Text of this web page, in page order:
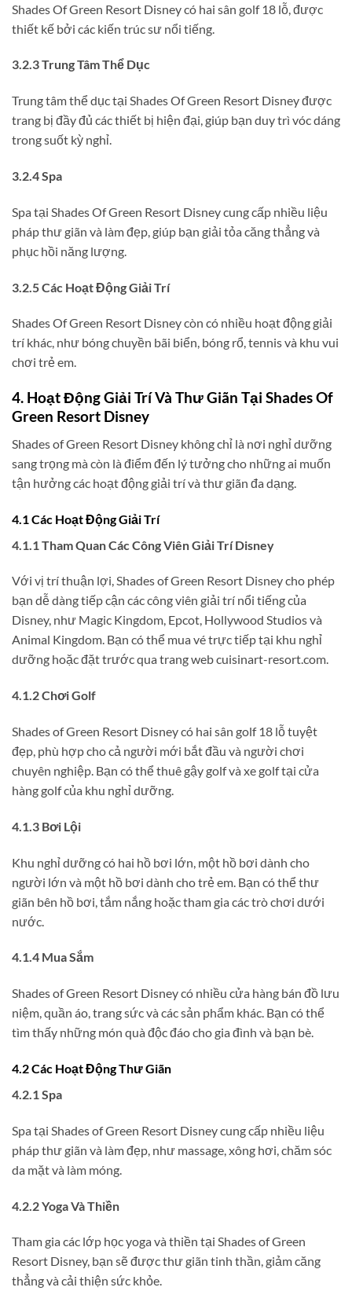
Shades Of Green Resort Disney có hai sân golf 18 lỗ, được
thiết kế bởi các kiến trúc sư nổi tiếng.
3.2.3 Trung Tâm Thể Dục
Trung tâm thể dục tại Shades Of Green Resort Disney được
trang bị đầy đủ các thiết bị hiện đại, giúp bạn duy trì vóc dáng
trong suốt kỳ nghỉ.
3.2.4 Spa
Spa tại Shades Of Green Resort Disney cung cấp nhiều liệu
pháp thư giãn và làm đẹp, giúp bạn giải tỏa căng thẳng và
phục hồi năng lượng.
3.2.5 Các Hoạt Động Giải Trí
Shades Of Green Resort Disney còn có nhiều hoạt động giải
trí khác, như bóng chuyền bãi biển, bóng rổ, tennis và khu vui
chơi trẻ em.
4. Hoạt Động Giải Trí Và Thư Giãn Tại Shades Of
Green Resort Disney
Shades of Green Resort Disney không chỉ là nơi nghỉ dưỡng
sang trọng mà còn là điểm đến lý tưởng cho những ai muốn
tận hưởng các hoạt động giải trí và thư giãn đa dạng.
4.1 Các Hoạt Động Giải Trí
4.1.1 Tham Quan Các Công Viên Giải Trí Disney
Với vị trí thuận lợi, Shades of Green Resort Disney cho phép
bạn dễ dàng tiếp cận các công viên giải trí nổi tiếng của
Disney, như Magic Kingdom, Epcot, Hollywood Studios và
Animal Kingdom. Bạn có thể mua vé trực tiếp tại khu nghỉ
dưỡng hoặc đặt trước qua trang web cuisinart-resort.com.
4.1.2 Chơi Golf
Shades of Green Resort Disney có hai sân golf 18 lỗ tuyệt
đẹp, phù hợp cho cả người mới bắt đầu và người chơi
chuyên nghiệp. Bạn có thể thuê gậy golf và xe golf tại cửa
hàng golf của khu nghỉ dưỡng.
4.1.3 Bơi Lội
Khu nghỉ dưỡng có hai hồ bơi lớn, một hồ bơi dành cho
người lớn và một hồ bơi dành cho trẻ em. Bạn có thể thư
giãn bên hồ bơi, tắm nắng hoặc tham gia các trò chơi dưới
nước.
4.1.4 Mua Sắm
Shades of Green Resort Disney có nhiều cửa hàng bán đồ lưu
niệm, quần áo, trang sức và các sản phẩm khác. Bạn có thể
tìm thấy những món quà độc đáo cho gia đình và bạn bè.
4.2 Các Hoạt Động Thư Giãn
4.2.1 Spa
Spa tại Shades of Green Resort Disney cung cấp nhiều liệu
pháp thư giãn và làm đẹp, như massage, xông hơi, chăm sóc
da mặt và làm móng.
4.2.2 Yoga Và Thiền
Tham gia các lớp học yoga và thiền tại Shades of Green
Resort Disney, bạn sẽ được thư giãn tinh thần, giảm căng
thẳng và cải thiện sức khỏe.